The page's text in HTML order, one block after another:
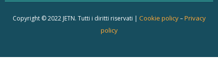
Copyright © 2022 JETN. Tutti i diritti riservati | Cookie policy–Privacy
policy